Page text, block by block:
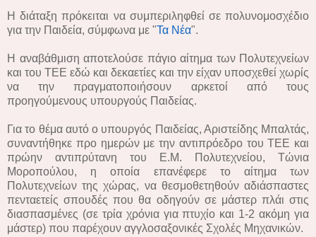
Η διάταξη πρόκειται να συμπεριληφθεί σε πολυνομοσχέδιο
για την Παιδεία, σύμφωνα με "Τα Νέα".
Η αναβάθμιση αποτελούσε πάγιο αίτημα των Πολυτεχνείων
και του ΤΕΕ εδώ και δεκαετίες και την είχαν υποσχεθεί χωρίς
να την πραγματοποιήσουν αρκετοί από τους
προηγούμενους υπουργούς Παιδείας.
Για το θέμα αυτό ο υπουργός Παιδείας, Αριστείδης Μπαλτάς,
συναντήθηκε προ ημερών με την αντιπρόεδρο του ΤΕΕ και
πρώην αντιπρύτανη του Ε.Μ. Πολυτεχνείου, Τώνια
Μοροπούλου, η οποία επανέφερε το αίτημα των
Πολυτεχνείων της χώρας, να θεσμοθετηθούν αδιάσπαστες
πενταετείς σπουδές που θα οδηγούν σε μάστερ πλάι στις
διασπασμένες (σε τρία χρόνια για πτυχίο και 1-2 ακόμη για
μάστερ) που παρέχουν αγγλοσαξονικές Σχολές Μηχανικών.